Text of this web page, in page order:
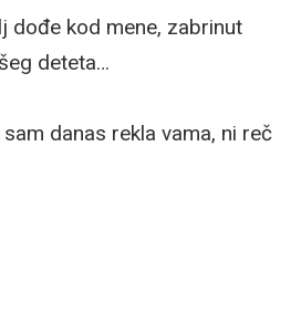
dođe kod mene, zabrinut
deteta…
danas rekla vama, ni reč